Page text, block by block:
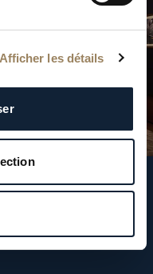
Afficher les détails